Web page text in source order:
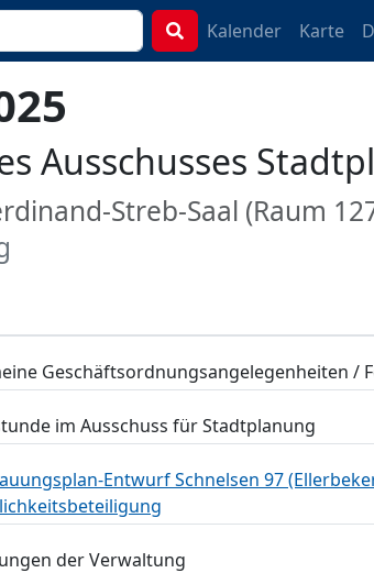
Kalender Karte
Ausschusses
Streb-Saal (Raum
Geschäftsordnungsangelegenheiten /
im Ausschuss für Stadtplanung
Entwurf Schnelsen 97
der Verwaltung